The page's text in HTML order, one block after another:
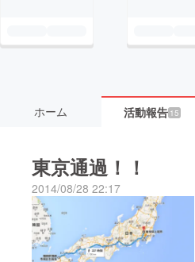
ホーム 活動報告 15
東京通過！！
2014/08/28 22:17